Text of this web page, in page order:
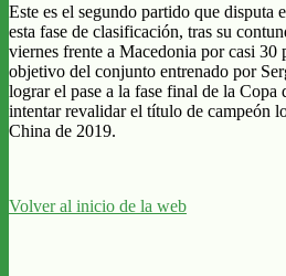
Este es el segundo partido que disputa
esta fase de clasificación, tras su
viernes frente a Macedonia por casi 30
objetivo del conjunto entrenado por
lograr el pase a la fase final de la Copa
intentar revalidar el título de campeón
China de 2019.
Volver al inicio de la web